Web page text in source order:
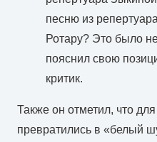
песню из
Ротару? Это было
пояснил свою
критик.
Также он отметил, что
превратились в «белый